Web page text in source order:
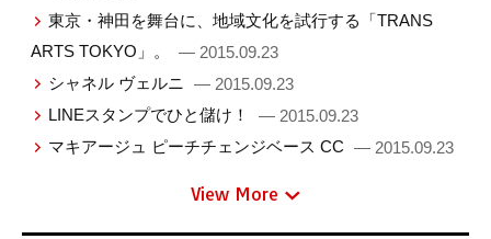
東京・神田を舞台に、地域文化を試行する「TRANS
ARTS TOKYO」。
— 2015.09.23
シャネル ヴェルニ — 2015.09.23
LINEスタンプでひと儲け！
— 2015.09.23
マキアージュ ピーチチェンジベース CC — 2015.09.23
View More